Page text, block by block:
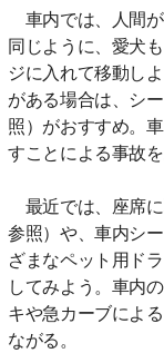
車内では、人間
同じように、愛犬
ジに入れて移動し
がある場合は、シ
照）がおすすめ。
すことによる事故
最近では、座席
参照）や、車内シ
ざまなペット用ド
してみよう。車内
キや急カーブによ
ながる。